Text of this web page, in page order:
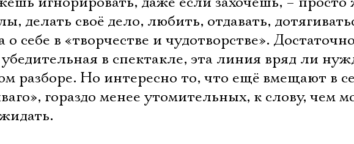
делать своё дело, любить, отдавать,
о себе в «творчестве и чудотворстве». Достаточно
в спектакле, эта линия вряд ли
разборе. Но интересно то, что ещё вмещают в
гораздо менее утомительных, к слову, чем